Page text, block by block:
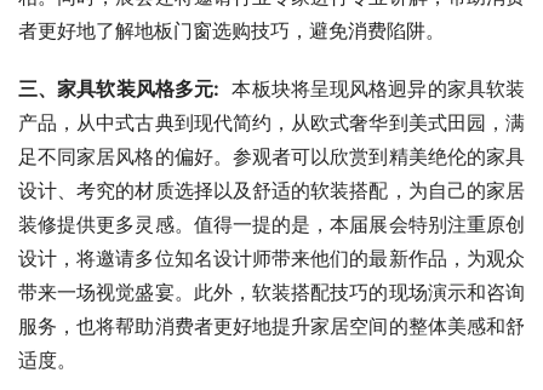
者更好地了解地板门窗选购技巧，避免消费陷阱。
三、家具软装风格多元:
  本板块将呈现风格迥异的家具软装
产品，从中式古典到现代简约，从欧式奢华到美式田园，满
足不同家居风格的偏好。参观者可以欣赏到精美绝伦的家具
设计、考究的材质选择以及舒适的软装搭配，为自己的家居
装修提供更多灵感。值得一提的是，本届展会特别注重原创
设计，将邀请多位知名设计师带来他们的最新作品，为观众
带来一场视觉盛宴。此外，软装搭配技巧的现场演示和咨询
服务，也将帮助消费者更好地提升家居空间的整体美感和舒
适度。